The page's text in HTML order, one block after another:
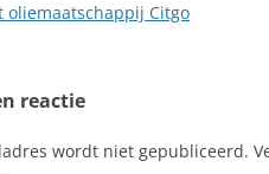
oliemaatschappij Citgo
reactie
wordt niet gepubliceerd.